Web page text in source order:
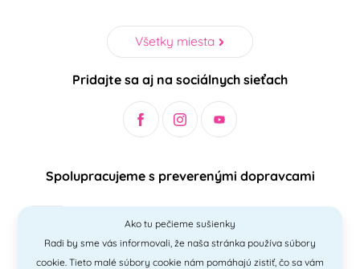
Všetky miesta
Pridajte sa aj na sociálnych sieťach
Spolupracujeme s preverenými dopravcami
Bezpečný a jednoduchý spôsob platieb
Ako tu pečieme sušienky
Radi by sme vás informovali, že naša stránka používa súbory
cookie. Tieto malé súbory cookie nám pomáhajú zistiť, čo sa vám